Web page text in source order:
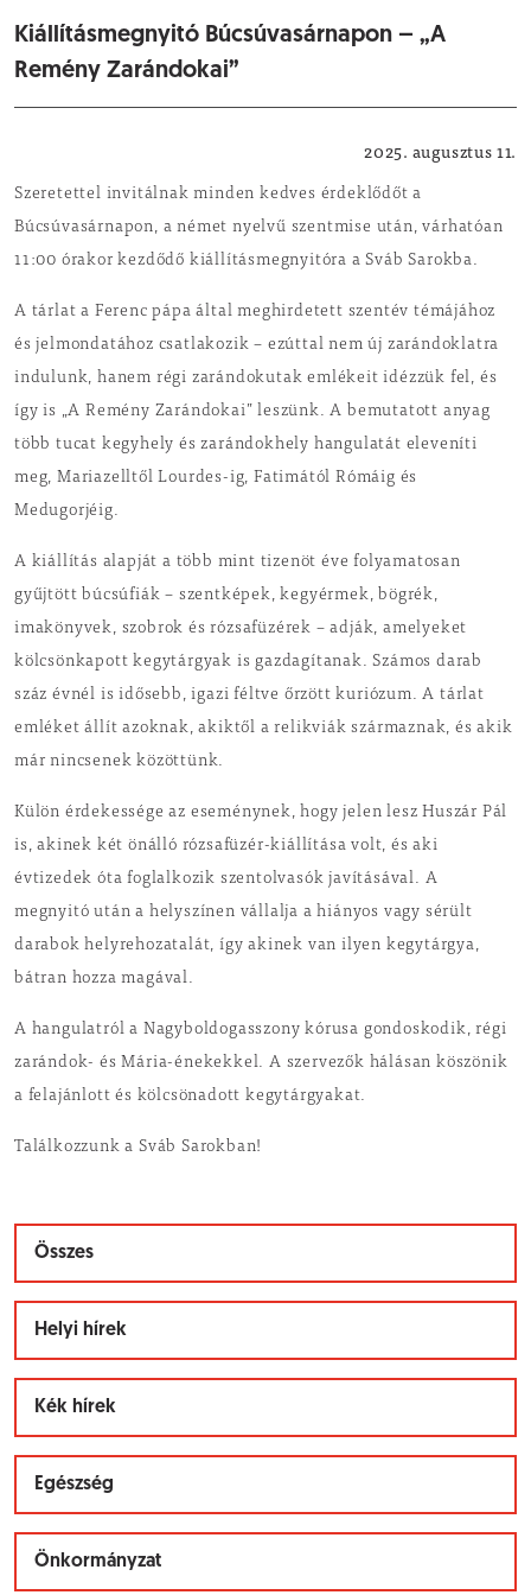
Kiállításmegnyitó Búcsúvasárnapon – „A
Remény Zarándokai”
2025. augusztus 11.
Szeretettel invitálnak minden kedves érdeklődőt a
Búcsúvasárnapon, a német nyelvű szentmise után, várhatóan
11:00 órakor kezdődő kiállításmegnyitóra a Sváb Sarokba.
A tárlat a Ferenc pápa által meghirdetett szentév témájához
és jelmondatához csatlakozik – ezúttal nem új zarándoklatra
indulunk, hanem régi zarándokutak emlékeit idézzük fel, és
így is „A Remény Zarándokai” leszünk. A bemutatott anyag
több tucat kegyhely és zarándokhely hangulatát eleveníti
meg, Mariazelltől Lourdes-ig, Fatimától Rómáig és
Medugorjéig.
A kiállítás alapját a több mint tizenöt éve folyamatosan
gyűjtött búcsúfiák – szentképek, kegyérmek, bögrék,
imakönyvek, szobrok és rózsafüzérek – adják, amelyeket
kölcsönkapott kegytárgyak is gazdagítanak. Számos darab
száz évnél is idősebb, igazi féltve őrzött kuriózum. A tárlat
emléket állít azoknak, akiktől a relikviák származnak, és akik
már nincsenek közöttünk.
Külön érdekessége az eseménynek, hogy jelen lesz Huszár Pál
is, akinek két önálló rózsafüzér-kiállítása volt, és aki
évtizedek óta foglalkozik szentolvasók javításával. A
megnyitó után a helyszínen vállalja a hiányos vagy sérült
darabok helyrehozatalát, így akinek van ilyen kegytárgya,
bátran hozza magával.
A hangulatról a Nagyboldogasszony kórusa gondoskodik, régi
zarándok- és Mária-énekekkel. A szervezők hálásan köszönik
a felajánlott és kölcsönadott kegytárgyakat.
Találkozzunk a Sváb Sarokban!
Összes
Helyi hírek
Kék hírek
Egészség
Önkormányzat